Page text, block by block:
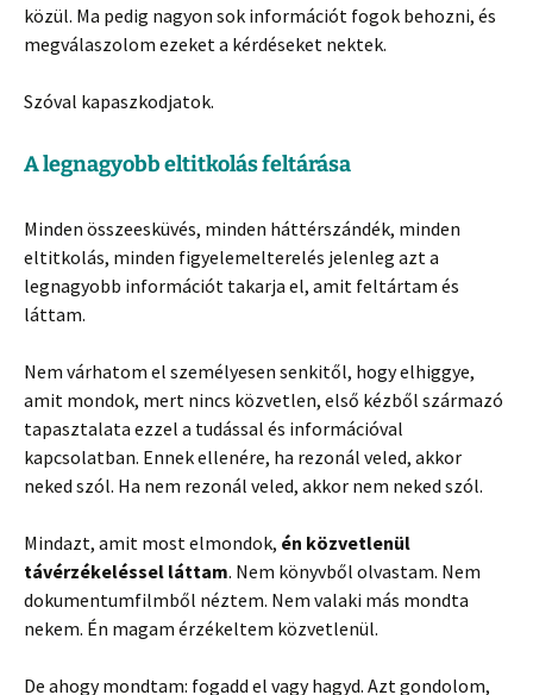
közül. Ma pedig nagyon sok információt fogok behozni, és
megválaszolom ezeket a kérdéseket nektek.
Szóval kapaszkodjatok.
A legnagyobb eltitkolás feltárása
Minden összeesküvés, minden háttérszándék, minden
eltitkolás, minden figyelemelterelés jelenleg azt a
legnagyobb információt takarja el, amit feltártam és
láttam.
Nem várhatom el személyesen senkitől, hogy elhiggye,
amit mondok, mert nincs közvetlen, első kézből származó
tapasztalata ezzel a tudással és információval
kapcsolatban. Ennek ellenére, ha rezonál veled, akkor
neked szól. Ha nem rezonál veled, akkor nem neked szól.
Mindazt, amit most elmondok, én közvetlenül
távérzékeléssel láttam. Nem könyvből olvastam. Nem
dokumentumfilmből néztem. Nem valaki más mondta
nekem. Én magam érzékeltem közvetlenül.
De ahogy mondtam: fogadd el vagy hagyd. Azt gondolom,